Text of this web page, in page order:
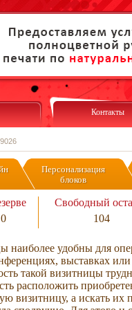
Контакты
Персонализация
блоков
Свободный
0 104
наиболее удобны для
выставках
такой визитницы
расположить
визитницу, а искать их